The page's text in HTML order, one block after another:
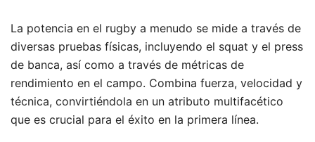
La potencia en el rugby a menudo se mide a través de
diversas pruebas físicas, incluyendo el squat y el press
de banca, así como a través de métricas de
rendimiento en el campo. Combina fuerza, velocidad y
técnica, convirtiéndola en un atributo multifacético
que es crucial para el éxito en la primera línea.